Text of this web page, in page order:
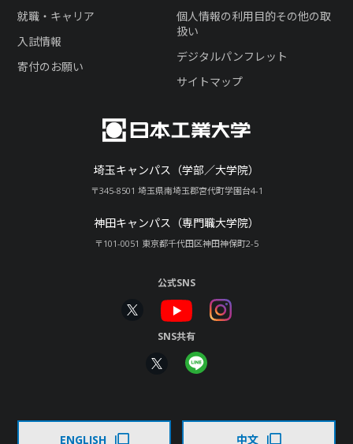
埼玉キャンパス（学部／大学院）
〒345-8501 埼玉県南埼玉郡宮代町学園台4-1
神田キャンパス（専門職大学院）
〒101-0051 東京都千代田区神田神保町2-5
就職・キャリア
入試情報
寄付のお願い
個人情報の利用目的その他の取
扱い
デジタルパンフレット
サイトマップ
公式SNS
SNS共有
ENGLISH 中文